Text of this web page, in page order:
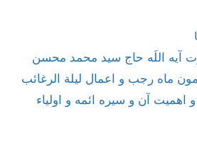
آیه اللَه حاج سید محمد محسن
ماه رجب و اعمال لیلة الرغائب
اهمیت آن و سیره ائمه و اولیاء